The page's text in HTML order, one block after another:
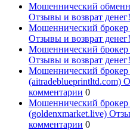
Мошеннический
Отзывы и возврат денег!
Мошеннический брокер
Отзывы и возврат денег!
Мошеннический брокер
Отзывы и возврат денег!
Мошеннический брокер
(aitradeblueprintltd.com)
комментарии 0
Мошеннический брокер
(goldenxmarket.live)
комментарии 0